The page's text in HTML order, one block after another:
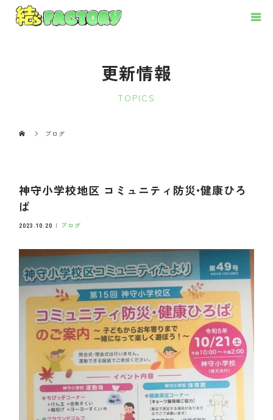
更新情報
TOPICS
ブログ
神守小学校地区 コミュニティ防災•健康ひろ
ば
2023.10.20 ブログ